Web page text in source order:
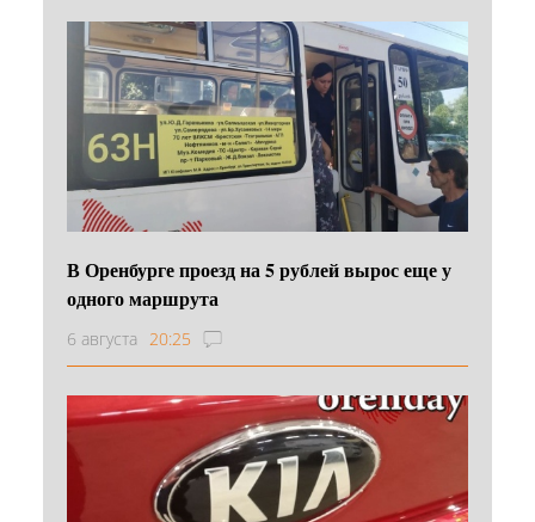
В Оренбурге проезд на 5 рублей вырос еще у
одного маршрута
6 августа 20:25